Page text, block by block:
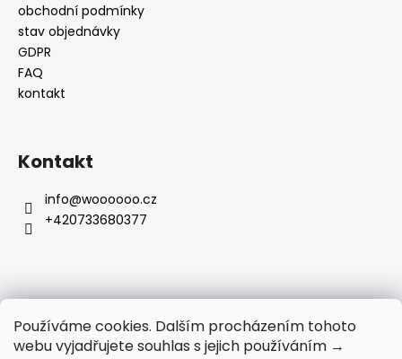
Používáme cookies. Dalším procházením tohoto
webu vyjadřujete souhlas s jejich používáním →
obchodní podmínky
stav objednávky
GDPR
FAQ
kontakt
Kontakt
info@woooooo.cz
+420733680377
Přijímáme online platby